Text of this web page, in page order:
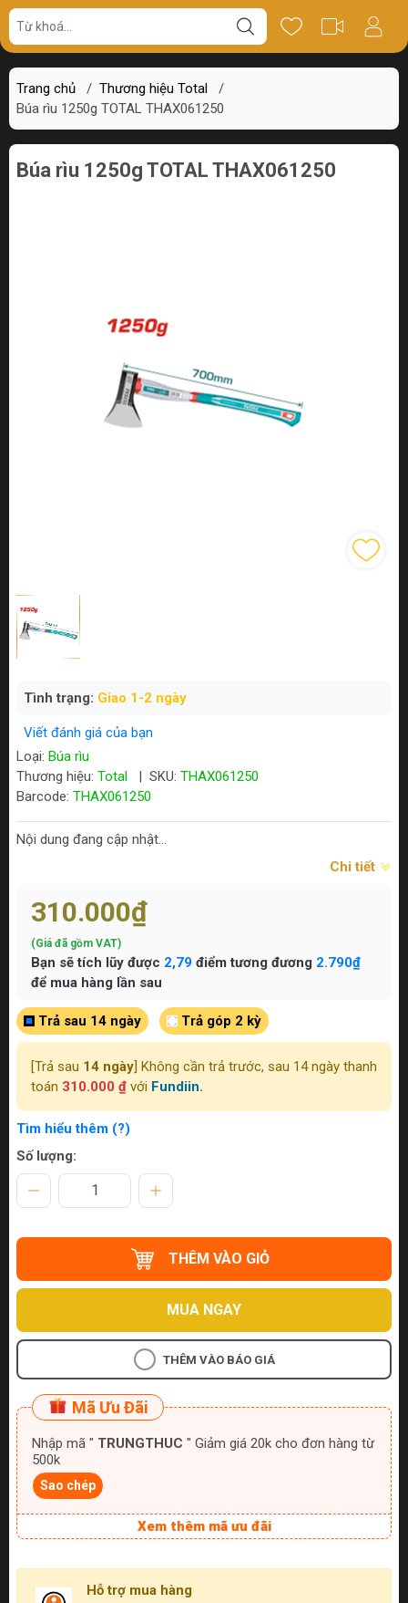
Trang chủ / Thương hiệu Total
/
Búa rìu 1250g TOTAL THAX061250
Giá bán Review
Búa rìu 1250g TOTAL THAX061250
Tình trạng: Giao 1-2 ngày
Viết đánh giá của bạn
Loại: Búa rìu
Thương hiệu: Total SKU: THAX061250
Barcode: THAX061250
Nội dung đang cập nhật...
Chi tiết
310.000₫
(Giá đã gồm VAT)
Bạn sẽ tích lũy được 2,79 điểm tương đương 2.790₫
để mua hàng lần sau
Trả sau 14 ngày Trả góp 2 kỳ
[Trả sau 14 ngày ] Không cần trả trước, sau 14 ngày thanh
toán 310.000 ₫ với Fundiin.
Tìm hiểu thêm (?)
Số lượng:
THÊM VÀO GIỎ
MUA NGAY
THÊM VÀO BÁO GIÁ
Mã Ưu Đãi
Nhập mã " TRUNGTHUC " Giảm giá 20k cho đơn hàng từ
500k
Sao chép
Xem thêm mã ưu đãi
Hỗ trợ mua hàng